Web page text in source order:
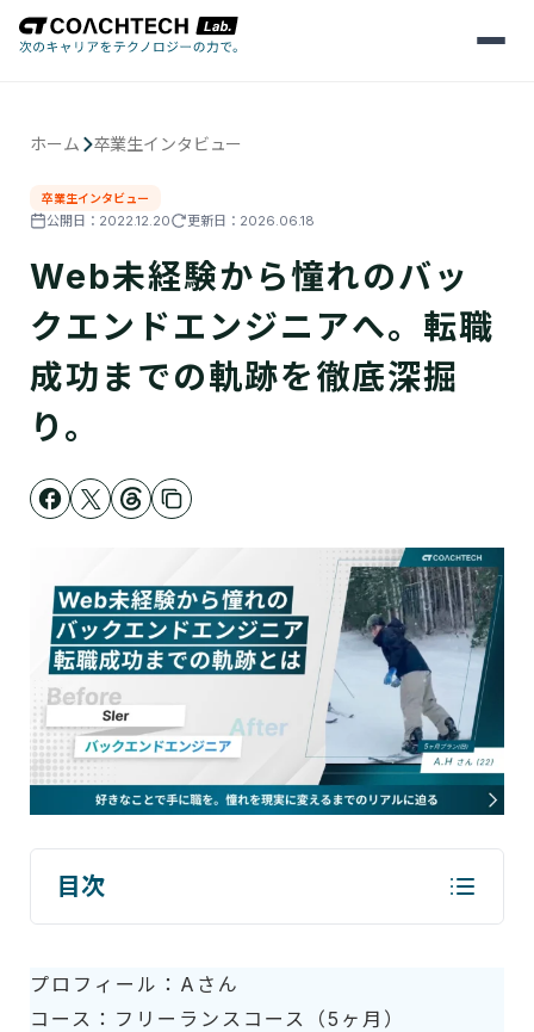
メ
ホーム 卒業生インタビュー
卒業生インタビュー
公開日： 2022.12.20 更新日： 2026.06.18
Web未経験から憧れのバッ
クエンドエンジニアへ。転職
成功までの軌跡を徹底深掘
り。
目次
プロフィール：Aさん
コース：フリーランスコース（5ヶ月）